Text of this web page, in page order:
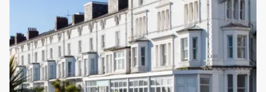
Min Rejse